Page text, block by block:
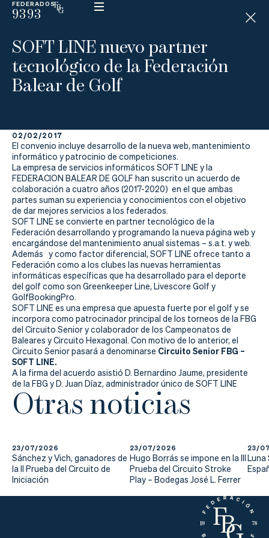
FEDERADOS
9393
ESP
N
D
I
C
A
P
La
Federación
Federarse
Jugar
Aprender
Actualidad
Tienda
SOFT LINE nuevo partner
tecnológico de la Federación
Balear de Golf
02/02/2017
El convenio incluye desarrollo de la nueva web, mantenimiento
informático y patrocinio de competiciones.
La empresa de servicios informáticos SOFT LINE y la
FEDERACION BALEAR DE GOLF han suscrito un acuerdo de
colaboración a cuatro años (2017-2020) en el que ambas
partes suman su experiencia y conocimientos con el objetivo
de dar mejores servicios a los federados.
SOFT LINE se convierte en partner tecnológico de la
Federación desarrollando y programando la nueva página web y
encargándose del mantenimiento anual sistemas – s.a.t. y web.
Además y como factor diferencial, SOFT LINE ofrece tanto a
Federación como a los clubes las nuevas herramientas
informáticas específicas que ha desarrollado para el deporte
del golf como son Greenkeeper Line, Livescore Golf y
GolfBookingPro.
SOFT LINE es una empresa que apuesta fuerte por el golf y se
incorpora como patrocinador principal de los torneos de la FBG
del Circuito Senior y colaborador de los Campeonatos de
Baleares y Circuito Hexagonal. Con motivo de lo anterior, el
Circuito Senior pasará a denominarse Circuito Senior FBG –
SOFT LINE.
A la firma del acuerdo asistió D. Bernardino Jaume, presidente
de la FBG y D. Juan Díaz, administrador único de SOFT LINE
Otras noticias
23/07/2026
Sánchez y Vich, ganadores de
la II Prueba del Circuito de
Iniciación
23/07/2026
Hugo Borrás se impone en la III
Prueba del Circuito Stroke
Play – Bodegas José L. Ferrer
23/
Luna